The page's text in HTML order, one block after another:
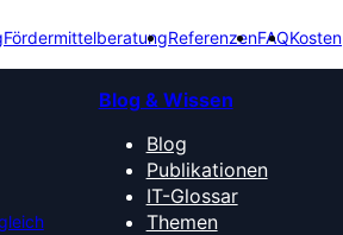
FördermittelberatungReferenzenFAQKosten
Blog & Wissen
Blog
Publikationen
IT-Glossar
Themen